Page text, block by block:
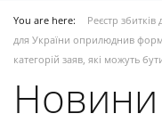
You are here: Реєстр збитків
для України оприлюднив
категорій заяв, які можуть
Новини